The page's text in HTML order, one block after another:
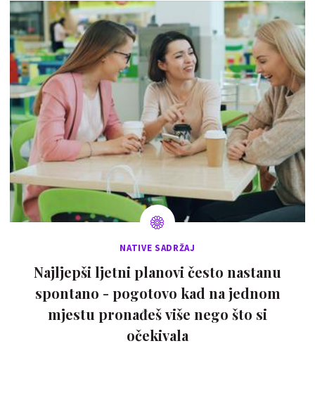
NATIVE SADRŽAJ
Najljepši ljetni planovi često nastanu
spontano - pogotovo kad na jednom
mjestu pronađeš više nego što si
očekivala